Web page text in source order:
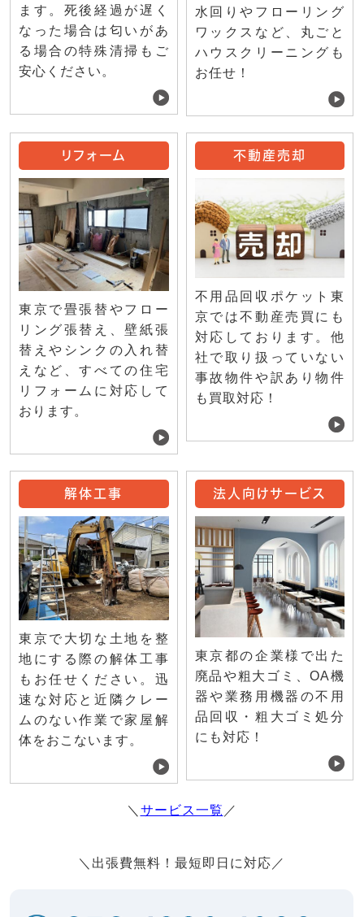
ます。死後経過が遅く
なった場合は匂いがあ
る場合の特殊清掃もご
安心ください。
水回りやフローリング
ワックスなど、丸ごと
ハウスクリーニングも
お任せ！
リフォーム
東京で畳張替やフロー
リング張替え、壁紙張
替えやシンクの入れ替
えなど、すべての住宅
リフォームに対応して
おります。
不動産売却
不用品回収ポケット東
京では不動産売買にも
対応しております。他
社で取り扱っていない
事故物件や訳あり物件
も買取対応！
解体工事
東京で大切な土地を整
地にする際の解体工事
もお任せください。迅
速な対応と近隣クレー
ムのない作業で家屋解
体をおこないます。
法人向けサービス
東京都の企業様で出た
廃品や粗大ゴミ、OA機
器や業務用機器の不用
品回収・粗大ゴミ処分
にも対応！
＼ サービス一覧 ／
＼出張費無料！最短即日に対応／